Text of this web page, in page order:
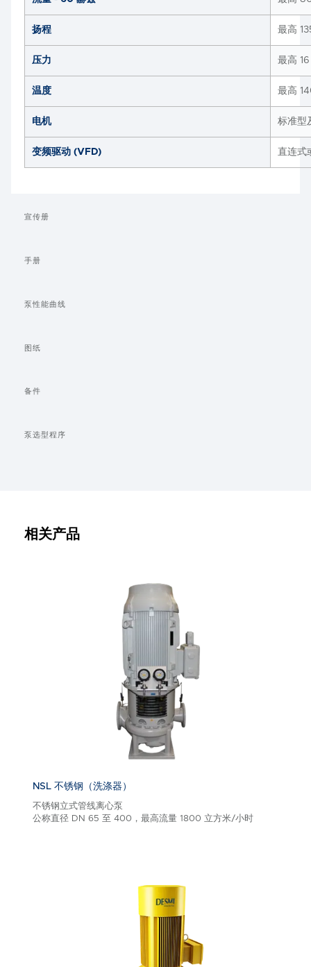
扬程 最高
压力 最高
温度 最高
电机 标准型
变频驱动 (VFD) 直连式
宣传册
手册
泵性能曲线
图纸
备件
泵选型程序
相关产品
NSL 不锈钢（洗涤器）
不锈钢立式管线离心泵
公称直径 DN 65 至 400，最高流量 1800 立方米/小时